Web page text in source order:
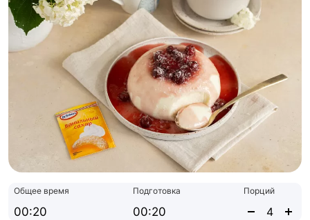
Общее время
00:20
Подготовка
00:20
Порций